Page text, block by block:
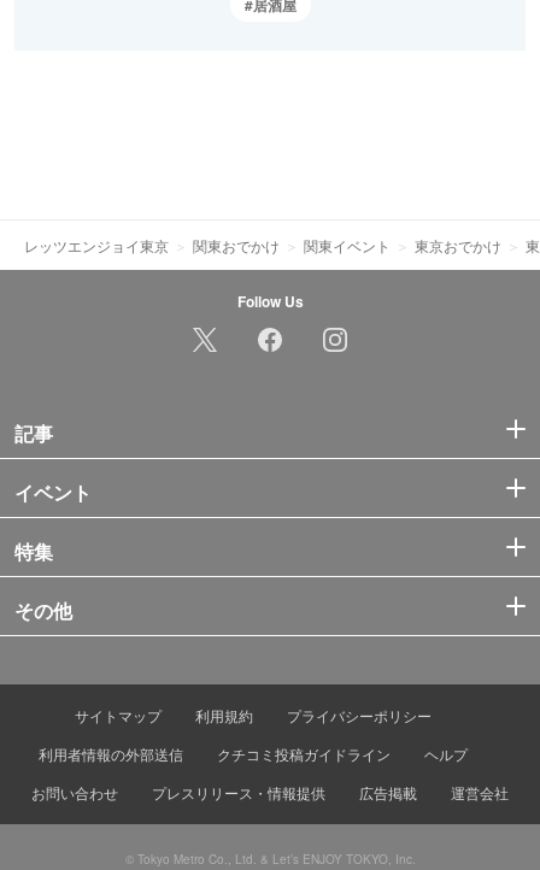
居酒屋
レッツエンジョイ東京 関東おでかけ 関東イベント 東京おでかけ
Follow Us
記事
イベント
特集
その他
サイトマップ 利用規約
プライバシーポリシー
利用者情報の外部送信
クチコミ投稿ガイドライン
ヘルプ
お問い合わせ
プレスリリース・情報提供 広告掲載 運営会社
© Tokyo Metro Co., Ltd. & Let’s ENJOY TOKYO, Inc.